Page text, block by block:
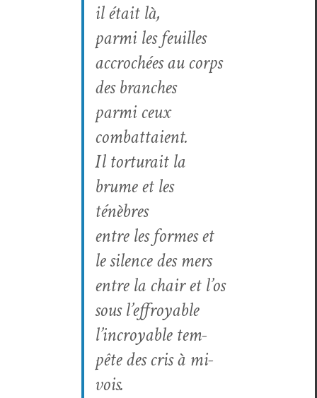
il était là,
par­mi les feuilles
accrochées au corps
des branches
par­mi ceux
combattaient.
Il tor­tu­rait la
brume et les
ténèbres
entre les formes et
le silence des mers
entre la chair et l’os
sous l’effroyable
l’incroyable tem­
pête des cris à mi-
vois.